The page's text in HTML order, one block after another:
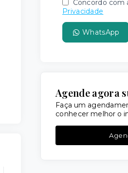
Concordo com
Privacidade
WhatsApp
Agende agora
Faça um
conhecer melhor o